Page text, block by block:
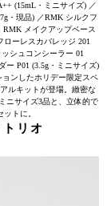
(15mL・ミニサイズ) ／
・現品) ／RMK シルクフ
RMK メイクアップベース
ーレスカバレッジ 201
シュコンシーラー 01
ー P01 (3.5g・ミニサイズ)
ンしたホリデー限定スペ
ルキットが登場。緻密な
ニサイズ3品と、立体的で
トに。
リオ